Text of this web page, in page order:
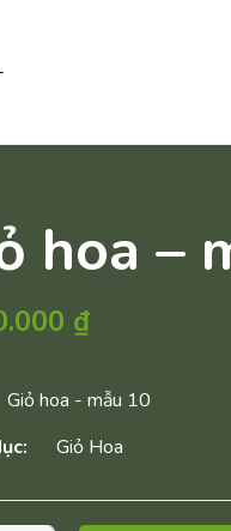
hoa –
₫
Giỏ hoa - mẫu 10
Giỏ Hoa